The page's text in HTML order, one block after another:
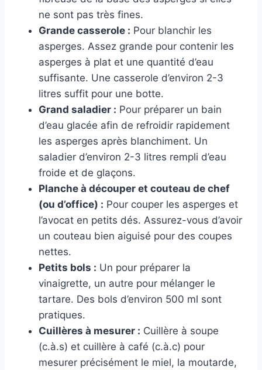
ne sont pas très fines.
Grande casserole : Pour blanchir les
asperges. Assez grande pour contenir les
asperges à plat et une quantité d’eau
suffisante. Une casserole d’environ 2-3
litres suffit pour une botte.
Grand saladier : Pour préparer un bain
d’eau glacée afin de refroidir rapidement
les asperges après blanchiment. Un
saladier d’environ 2-3 litres rempli d’eau
froide et de glaçons.
Planche à découper et couteau de chef
(ou d’office) : Pour couper les asperges et
l’avocat en petits dés. Assurez-vous d’avoir
un couteau bien aiguisé pour des coupes
nettes.
Petits bols : Un pour préparer la
vinaigrette, un autre pour mélanger le
tartare. Des bols d’environ 500 ml sont
pratiques.
Cuillères à mesurer : Cuillère à soupe
(c.à.s) et cuillère à café (c.à.c) pour
mesurer précisément le miel, la moutarde,